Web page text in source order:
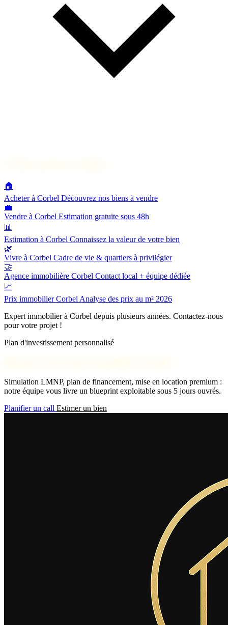
🏠
Acheter à Corbel Découvrez nos biens à vendre
💼
Vendre à Corbel Estimation gratuite sous 48h
📊
Estimation à Corbel Connaissez la valeur de votre bien
🌿
Vivre à Corbel Cadre de vie & quartiers à privilégier
🤝
Agence immobilière Corbel Contact local + équipe dédiée
📈
Prix immobilier Corbel Analyse des prix au m² 2026
Expert immobilier à Corbel depuis plusieurs années. Contactez-nous
pour votre projet !
Plan d'investissement personnalisé
Simulation LMNP, plan de financement, mise en location premium :
notre équipe vous livre un blueprint exploitable sous 5 jours ouvrés.
Planifier un call Estimer un bien